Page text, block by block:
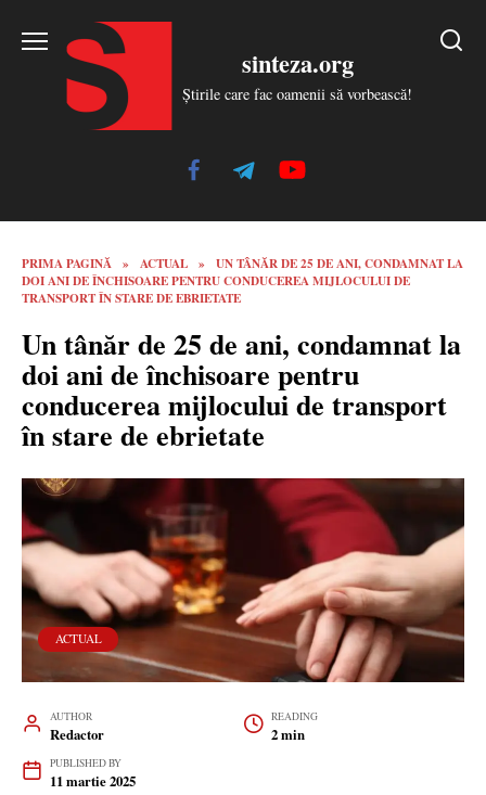
sinteza.org
Știrile care fac oamenii să vorbească!
PRIMA PAGINĂ » ACTUAL »
UN TÂNĂR DE 25 DE ANI, CONDAMNAT LA
DOI ANI DE ÎNCHISOARE PENTRU CONDUCEREA MIJLOCULUI DE
TRANSPORT ÎN STARE DE EBRIETATE
Un tânăr de 25 de ani, condamnat la
doi ani de închisoare pentru
conducerea mijlocului de transport
în stare de ebrietate
ACTUAL
AUTHOR
Redactor
READING
2 min
PUBLISHED BY
11 martie 2025